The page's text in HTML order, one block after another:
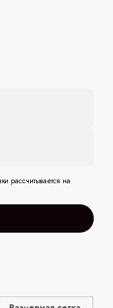
рассчитывается на